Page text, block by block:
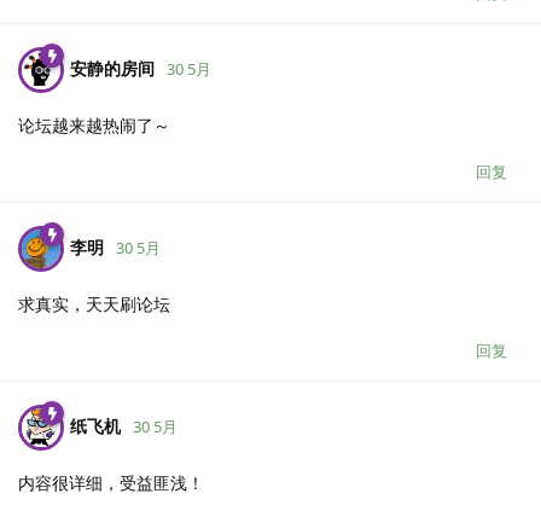
安静的房间 30 5月
论坛越来越热闹了～
回复
李明 30 5月
求真实，天天刷论坛
回复
纸飞机 30 5月
内容很详细，受益匪浅！